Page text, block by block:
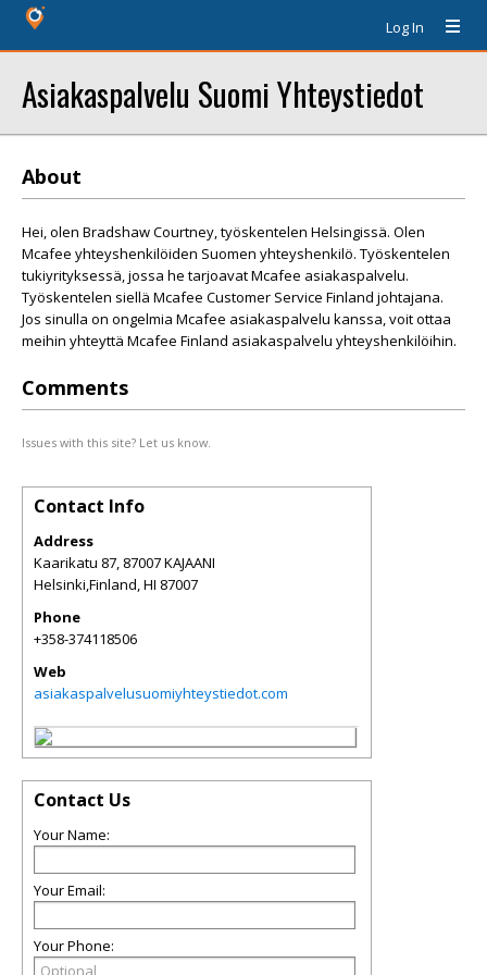
Log In
Asiakaspalvelu Suomi Yhteystiedot
About
Hei, olen Bradshaw Courtney, työskentelen Helsingissä. Olen
Mcafee yhteyshenkilöiden Suomen yhteyshenkilö. Työskentelen
tukiyrityksessä, jossa he tarjoavat Mcafee asiakaspalvelu.
Työskentelen siellä Mcafee Customer Service Finland johtajana.
Jos sinulla on ongelmia Mcafee asiakaspalvelu kanssa, voit ottaa
meihin yhteyttä Mcafee Finland asiakaspalvelu yhteyshenkilöihin.
Comments
Issues with this site? Let us know.
Contact Info
Address
Kaarikatu 87, 87007 KAJAANI
Helsinki,Finland,HI 87007
Phone
+358-374118506
Web
asiakaspalvelusuomiyhteystiedot.com
Contact Us
Your Name:
Your Email:
Your Phone: